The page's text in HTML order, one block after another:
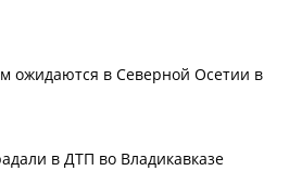
ожидаются в Северной Осетии в
в ДТП во Владикавказе